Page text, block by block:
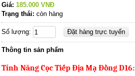
Giá: 185.000 VNĐ
Trạng thái: còn hàng
Số lượng:
Thông tin sản phẩm
Tính Năng Cọc Tiếp Địa Mạ Đồng D16: